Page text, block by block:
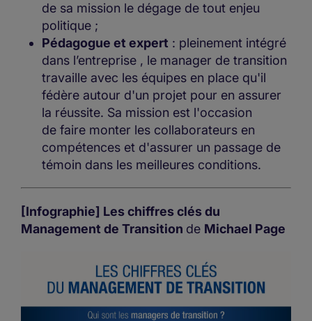
de sa mission le dégage de tout enjeu
politique ;
Pédagogue et expert : pleinement intégré
dans l’entreprise , le manager de transition
travaille avec les équipes en place qu'il
fédère autour d'un projet pour en assurer
la réussite. Sa mission est l'occasion
de faire monter les collaborateurs en
compétences et d'assurer un passage de
témoin dans les meilleures conditions.
[Infographie] Les chiffres clés du
Management de Transition de Michael Page